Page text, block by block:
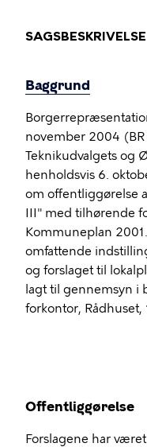
SAGSBESKRIVELSE
Baggrund
november 2004
Teknikudvalgets og
henholdsvis 6.
om offentliggørelse
III" med tilhørende
Kommuneplan
omfattende
og forslaget til
lagt til gennemsyn i
forkontor, Rådhuset,
Offentliggørelse
Forslagene har